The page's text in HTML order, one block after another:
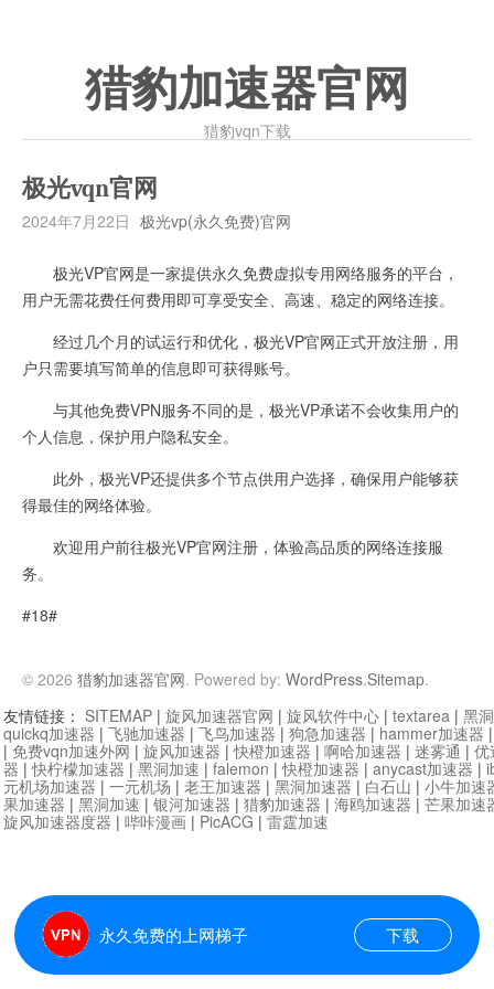
猎豹加速器官网
猎豹vqn下载
极光vqn官网
2024年7月22日 极光vp(永久免费)官网
极光VP官网是一家提供永久免费虚拟专用网络服务的平台，
用户无需花费任何费用即可享受安全、高速、稳定的网络连接。
经过几个月的试运行和优化，极光VP官网正式开放注册，用
户只需要填写简单的信息即可获得账号。
与其他免费VPN服务不同的是，极光VP承诺不会收集用户的
个人信息，保护用户隐私安全。
此外，极光VP还提供多个节点供用户选择，确保用户能够获
得最佳的网络体验。
欢迎用户前往极光VP官网注册，体验高品质的网络连接服
务。
#18#
© 2026 猎豹加速器官网. Powered by: WordPress.Sitemap.
永久免费的上网梯子 下载
友情链接： SITEMAP | 旋风加速器官网 | 旋风软件中心 | textarea | 黑
quickq加速器 | 飞驰加速器 | 飞鸟加速器 | 狗急加速器 | hammer加速器
| 免费vqn加速外网 | 旋风加速器 |快橙加速器 | 啊哈加速器 | 迷雾通 | 优
器 |快柠檬加速器 | 黑洞加速 | falemon |快橙加速器 | anycast加速器 |
元机场加速器 | 一元机场 | 老王加速器 | 黑洞加速器 | 白石山 | 小牛加速
果加速器 | 黑洞加速 | 银河加速器 | 猎豹加速器 | 海鸥加速器 | 芒果加速
旋风加速器度器 | 哔咔漫画 | PicACG | 雷霆加速